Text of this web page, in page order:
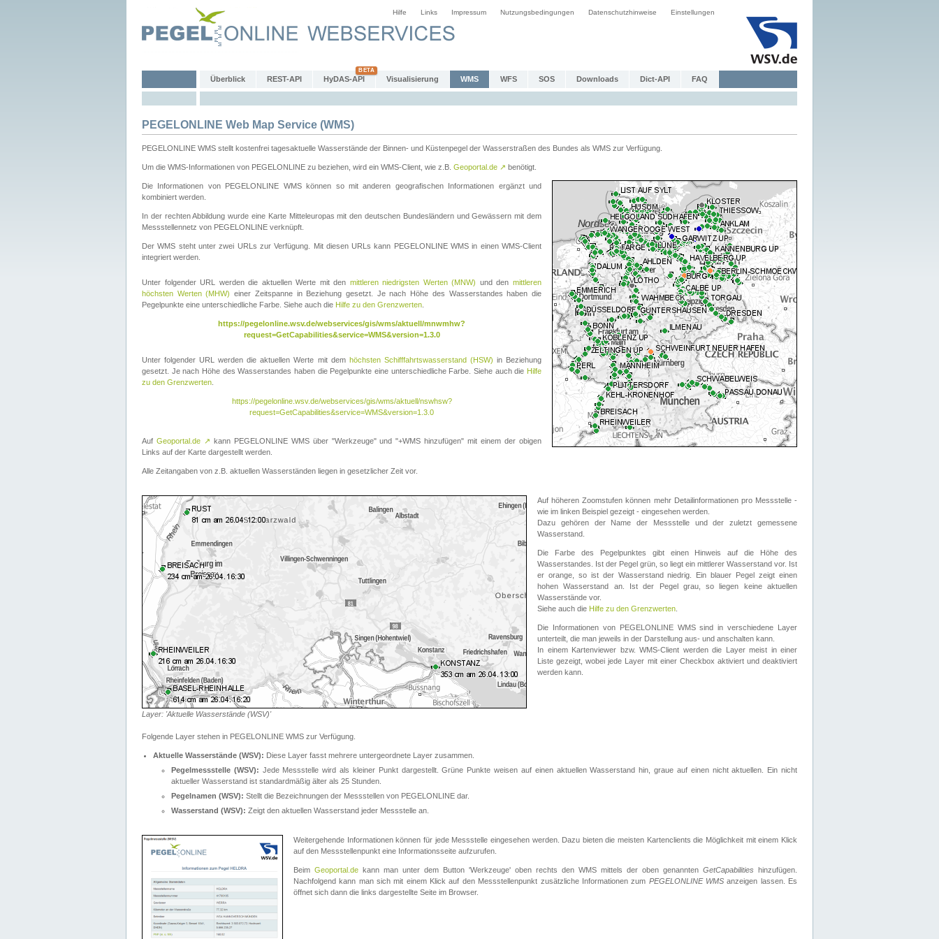
Hilfe Links Impressum Nutzungsbedingungen Datenschutzhinweise Einstellungen
Überblick REST-API HyDAS-API Visualisierung WMS WFS SOS Downloads Dict-API FAQ
PEGELONLINE Web Map Service (WMS)
PEGELONLINE WMS stellt kostenfrei tagesaktuelle Wasserstände der Binnen- und Küstenpegel der Wasserstraßen des Bundes als WMS zur Verfügung.
Um die WMS-Informationen von PEGELONLINE zu beziehen, wird ein WMS-Client, wie z.B. Geoportal.de ↗ benötigt.
Die Informationen von PEGELONLINE WMS können so mit anderen geografischen Informationen ergänzt und
kombiniert werden.
In der rechten Abbildung wurde eine Karte Mitteleuropas mit den deutschen Bundesländern und Gewässern mit dem
Messstellennetz von PEGELONLINE verknüpft.
Der WMS steht unter zwei URLs zur Verfügung. Mit diesen URLs kann PEGELONLINE WMS in einen WMS-Client
integriert werden.
Unter folgender URL werden die aktuellen Werte mit den mittleren niedrigsten Werten (MNW) und denmittleren
höchsten Werten (MHW) einer Zeitspanne in Beziehung gesetzt. Je nach Höhe des Wasserstandes haben die
Pegelpunkte eine unterschiedliche Farbe. Siehe auch die Hilfe zu den Grenzwerten
https://pegelonline.wsv.de/webservices/gis/wms/aktuell/mnwmhw?
request=GetCapabilities&service=WMS&version=1.3.0
Unter folgender URL werden die aktuellen Werte mit dem höchsten Schifffahrtswasserstand (HSW) in Beziehung
gesetzt. Je nach Höhe des Wasserstandes haben die Pegelpunkte eine unterschiedliche Farbe. Siehe auch die Hilfe
zu den Grenzwerten
https://pegelonline.wsv.de/webservices/gis/wms/aktuell/nswhsw?
request=GetCapabilities&service=WMS&version=1.3.0
Auf Geoportal.de ↗ kann PEGELONLINE WMS über "Werkzeuge" und "+WMS hinzufügen" mit einem der obigen
Links auf der Karte dargestellt werden.
Alle Zeitangaben von z.B. aktuellen Wasserständen liegen in gesetzlicher Zeit vor.
Layer: 'Aktuelle Wasserstände (WSV)'
Auf höheren Zoomstufen können mehr Detailinformationen pro Messstelle -
wie im linken Beispiel gezeigt - eingesehen werden.
Dazu gehören der Name der Messstelle und der zuletzt gemessene
Wasserstand.
Die Farbe des Pegelpunktes gibt einen Hinweis auf die Höhe des
Wasserstandes. Ist der Pegel grün, so liegt ein mittlerer Wasserstand vor. Ist
er orange, so ist der Wasserstand niedrig. Ein blauer Pegel zeigt einen
hohen Wasserstand an. Ist der Pegel grau, so liegen keine aktuellen
Wasserstände vor.
Siehe auch die Hilfe zu den Grenzwerten
Die Informationen von PEGELONLINE WMS sind in verschiedene Layer
unterteilt, die man jeweils in der Darstellung aus- und anschalten kann.
In einem Kartenviewer bzw. WMS-Client werden die Layer meist in einer
Liste gezeigt, wobei jede Layer mit einer Checkbox aktiviert und deaktiviert
werden kann.
Folgende Layer stehen in PEGELONLINE WMS zur Verfügung.
Aktuelle Wasserstände (WSV): Diese Layer fasst mehrere untergeordnete Layer zusammen.
Pegelmessstelle (WSV): Jede Messstelle wird als kleiner Punkt dargestellt. Grüne Punkte weisen auf einen aktuellen Wasserstand hin, graue auf einen nicht aktuellen. Ein nicht
aktueller Wasserstand ist standardmäßig älter als 25 Stunden.
Pegelnamen (WSV): Stellt die Bezeichnungen der Messstellen von PEGELONLINE dar.
Wasserstand (WSV): Zeigt den aktuellen Wasserstand jeder Messstelle an.
Weitergehende Informationen können für jede Messstelle eingesehen werden. Dazu bieten die meisten Kartenclients die Möglichkeit mit einem Klick
auf den Messstellenpunkt eine Informationsseite aufzurufen.
Beim Geoportal.de kann man unter dem Button 'Werkzeuge' oben rechts den WMS mittels der oben genannten GetCapabilities hinzufügen.
Nachfolgend kann man sich mit einem Klick auf den Messstellenpunkt zusätzliche Informationen zum PEGELONLINE WMSanzeigen lassen. Es
öffnet sich dann die links dargestellte Seite im Browser.